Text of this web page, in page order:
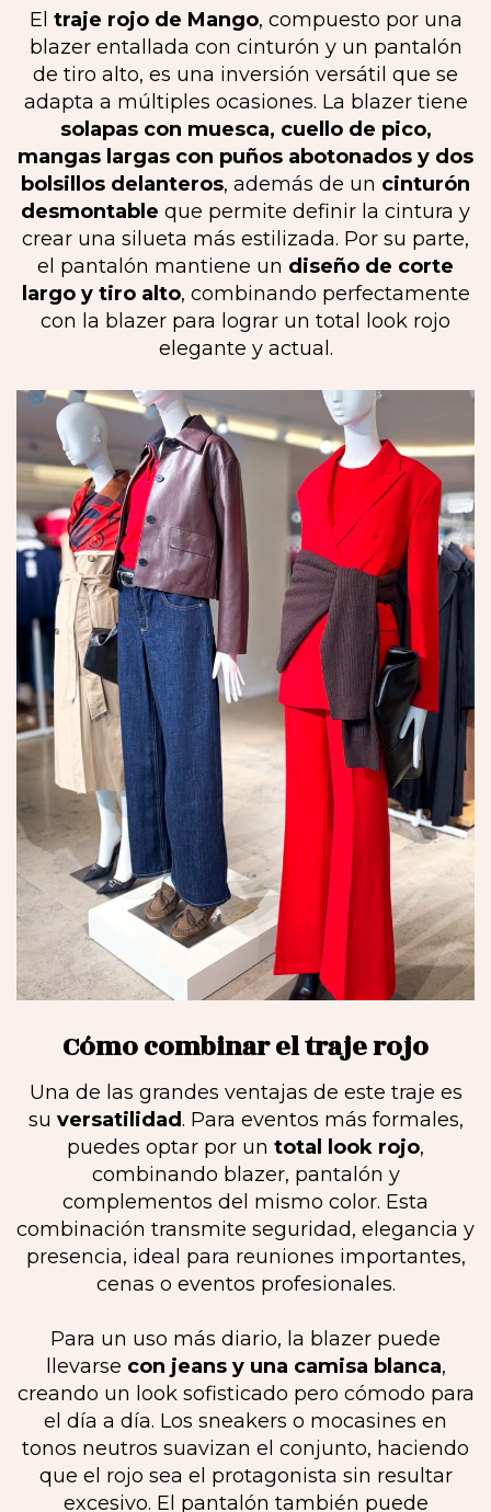
El traje rojo de Mango, compuesto por una
blazer entallada con cinturón y un pantalón
de tiro alto, es una inversión versátil que se
adapta a múltiples ocasiones. La blazer tiene
solapas con muesca, cuello de pico,
mangas largas con puños abotonados y dos
bolsillos delanteros, además de un cinturón
desmontable que permite definir la cintura y
crear una silueta más estilizada. Por su parte,
el pantalón mantiene un diseño de corte
largo y tiro alto, combinando perfectamente
con la blazer para lograr un total look rojo
elegante y actual.
Cómo combinar el traje rojo
Una de las grandes ventajas de este traje es
su versatilidad. Para eventos más formales,
puedes optar por un total look rojo,
combinando blazer, pantalón y
complementos del mismo color. Esta
combinación transmite seguridad, elegancia y
presencia, ideal para reuniones importantes,
cenas o eventos profesionales.
Para un uso más diario, la blazer puede
llevarse con jeans y una camisa blanca,
creando un look sofisticado pero cómodo para
el día a día. Los sneakers o mocasines en
tonos neutros suavizan el conjunto, haciendo
que el rojo sea el protagonista sin resultar
excesivo. El pantalón también puede